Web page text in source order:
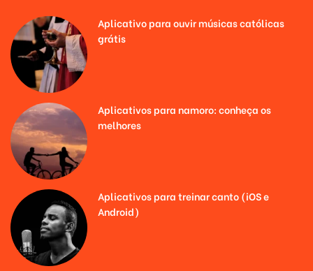
Aplicativo para ouvir músicas católicas
grátis
Aplicativos para namoro: conheça os
melhores
Aplicativos para treinar canto (iOS e
Android)